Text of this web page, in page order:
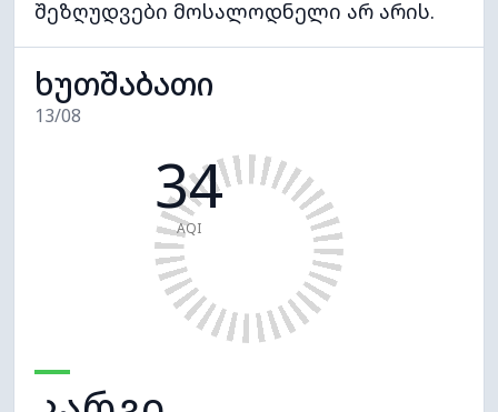
შეზღუდვები მოსალოდნელი არ არის.
ხუთშაბათი
13/08
34
AQI